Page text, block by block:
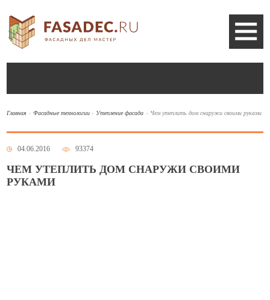
Главная Фасадные технологии Утепление фасада Чем утеплить дом снаружи своими руками
04.06.2016 93374
ЧЕМ УТЕПЛИТЬ ДОМ СНАРУЖИ СВОИМИ
РУКАМИ